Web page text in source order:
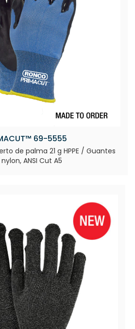
69-5555
de palma 21 g HPPE / Guantes
ANSI Cut A5